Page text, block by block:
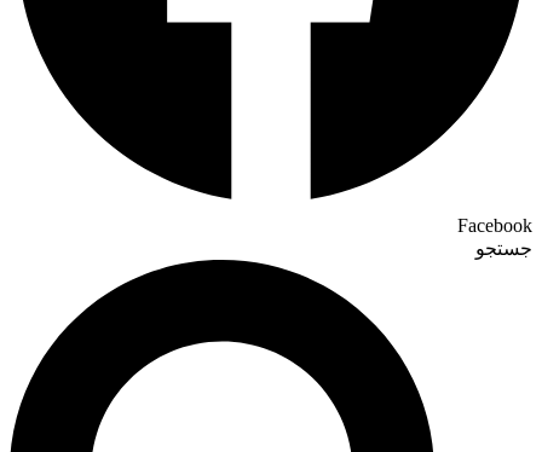
Facebook
جستجو